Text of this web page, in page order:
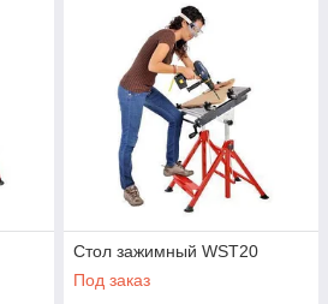
Стол зажимный WST20
Под заказ